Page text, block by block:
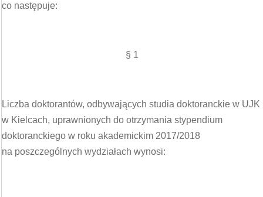
co następuje:
§ 1
Liczba doktorantów, odbywających studia doktoranckie w UJK
w Kielcach, uprawnionych do otrzymania stypendium
doktoranckiego w roku akademickim 2017/2018
na poszczególnych wydziałach wynosi: